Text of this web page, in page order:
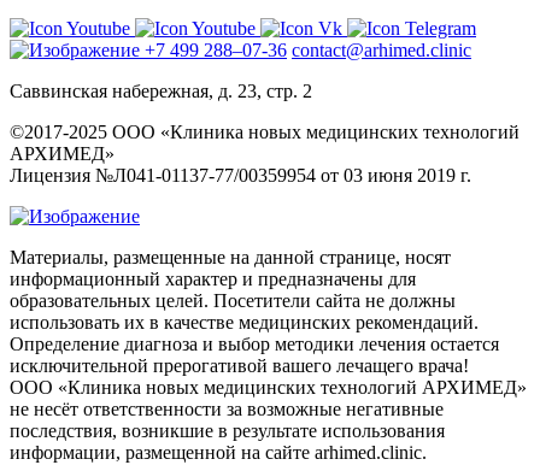
+7 499 288–07-36 contact@arhimed.clinic
Саввинская набережная, д. 23, стр. 2
©2017-2025 ООО «Клиника новых медицинских технологий
АРХИМЕД»
Лицензия №Л041-01137-77/00359954 от 03 июня 2019 г.
Материалы, размещенные на данной странице, носят
информационный характер и предназначены для
образовательных целей. Посетители сайта не должны
использовать их в качестве медицинских рекомендаций.
Определение диагноза и выбор методики лечения остается
исключительной прерогативой вашего лечащего врача!
ООО «Клиника новых медицинских технологий АРХИМЕД»
не несёт ответственности за возможные негативные
последствия, возникшие в результате использования
информации, размещенной на сайте arhimed.clinic.